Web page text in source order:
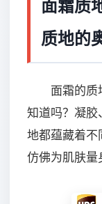
面霜质
质地的
面霜的质
知道吗？凝
地都蕴藏着不
仿佛为肌肤量